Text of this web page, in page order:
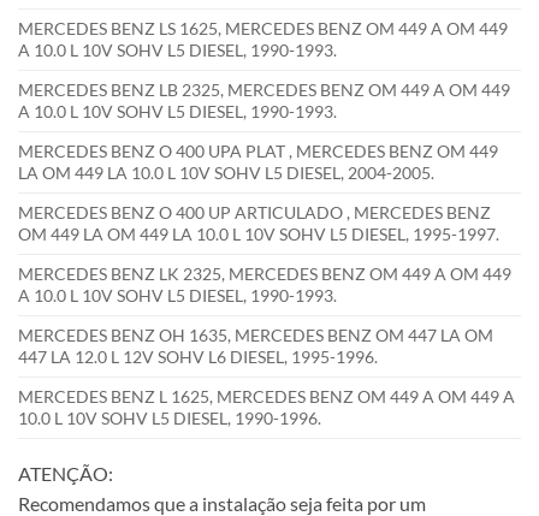
MERCEDES BENZ LS 1625, MERCEDES BENZ OM 449 A OM 449
A 10.0 L 10V SOHV L5 DIESEL, 1990-1993.
MERCEDES BENZ LB 2325, MERCEDES BENZ OM 449 A OM 449
A 10.0 L 10V SOHV L5 DIESEL, 1990-1993.
MERCEDES BENZ O 400 UPA PLAT , MERCEDES BENZ OM 449
LA OM 449 LA 10.0 L 10V SOHV L5 DIESEL, 2004-2005.
MERCEDES BENZ O 400 UP ARTICULADO , MERCEDES BENZ
OM 449 LA OM 449 LA 10.0 L 10V SOHV L5 DIESEL, 1995-1997.
MERCEDES BENZ LK 2325, MERCEDES BENZ OM 449 A OM 449
A 10.0 L 10V SOHV L5 DIESEL, 1990-1993.
MERCEDES BENZ OH 1635, MERCEDES BENZ OM 447 LA OM
447 LA 12.0 L 12V SOHV L6 DIESEL, 1995-1996.
MERCEDES BENZ L 1625, MERCEDES BENZ OM 449 A OM 449 A
10.0 L 10V SOHV L5 DIESEL, 1990-1996.
ATENÇÃO:
Recomendamos que a instalação seja feita por um